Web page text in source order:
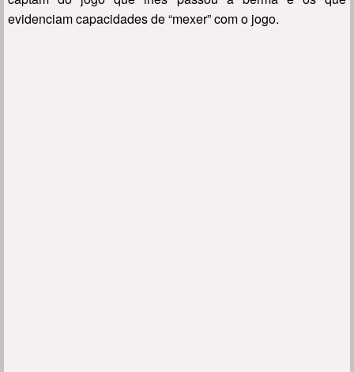
evidenciam capacidades de “mexer” com o jogo.